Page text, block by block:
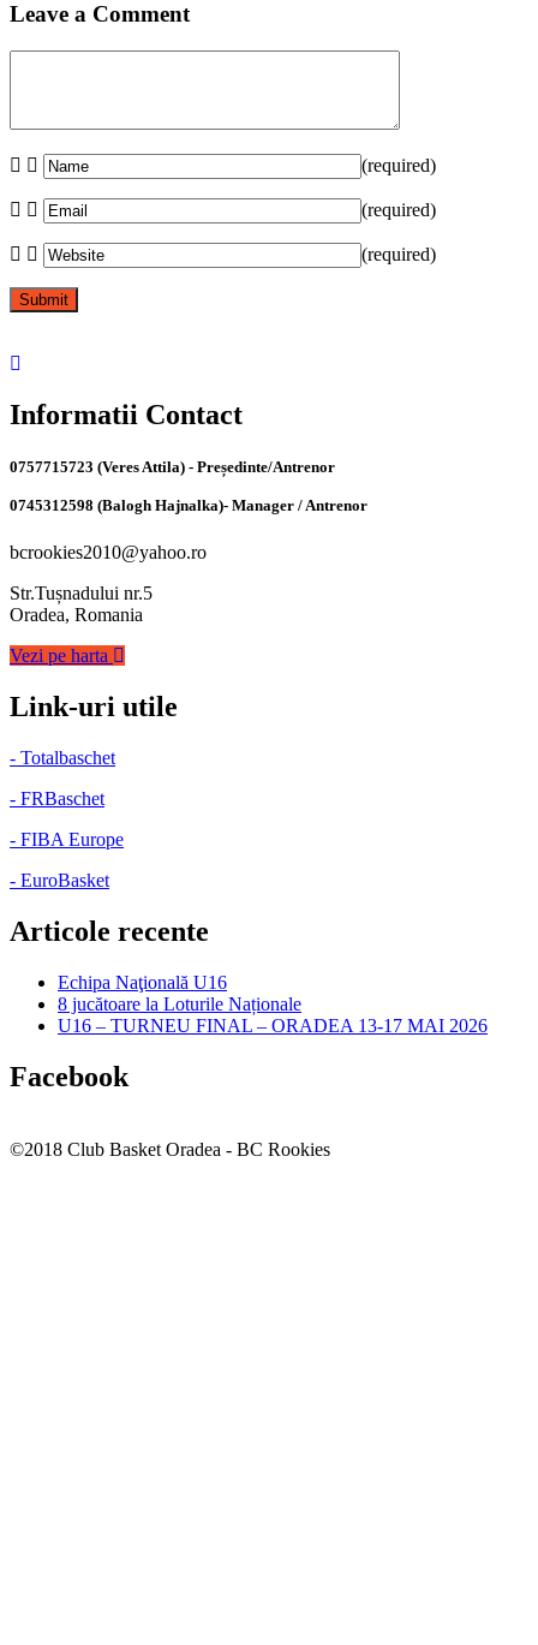
Leave a Comment
(required)
(required)
(required)
Informatii Contact
0757715723 (Veres Attila) - Președinte/Antrenor
0745312598 (Balogh Hajnalka)- Manager / Antrenor
bcrookies2010@yahoo.ro
Str.Tușnadului nr.5
Oradea, Romania
Vezi pe harta
Link-uri utile
- Totalbaschet
- FRBaschet
- FIBA Europe
- EuroBasket
Articole recente
Echipa Naţională U16
8 jucătoare la Loturile Naționale
U16 – TURNEU FINAL – ORADEA 13-17 MAI 2026
Facebook
©2018 Club Basket Oradea - BC Rookies